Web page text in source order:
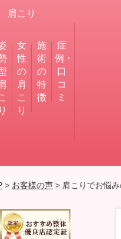
肩こり
り
女
性
の
肩
こ
り
施
術
の
特
徴
症
例・
口
コ
ミ
> お客様の声> 肩こりでお悩み